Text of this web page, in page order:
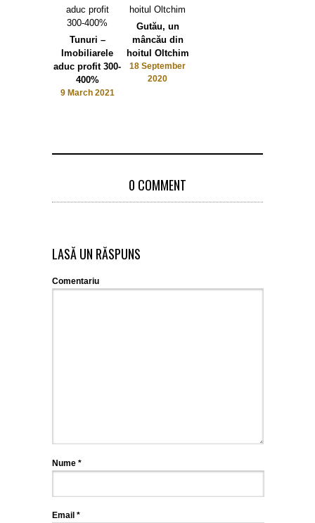
Tunuri –
Imobiliarele
aduc profit 300-
400%
9 March 2021
Gutău, un
mâncău din
hoitul Oltchim
18 September
2020
0 COMMENT
LASĂ UN RĂSPUNS
Comentariu
Nume *
Email *